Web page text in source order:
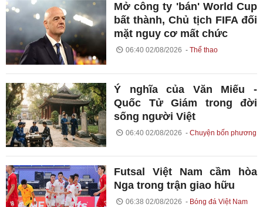
Mở công ty 'bán' World Cup
bất thành, Chủ tịch FIFA đối
mặt nguy cơ mất chức
06:40 02/08/2026 Thể thao
Ý nghĩa của Văn Miếu -
Quốc Tử Giám trong đời
sống người Việt
06:40 02/08/2026 Chuyện bốn phương
Futsal Việt Nam cầm hòa
Nga trong trận giao hữu
06:38 02/08/2026 Bóng đá Việt Nam